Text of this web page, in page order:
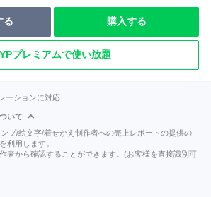
る 購入する
プレミアムで使い放題
ーションに対応
いて
プ/絵文字/着せかえ制作者への売上レポートの提供の
利用します。
者から確認することができます。(お客様を直接識別可